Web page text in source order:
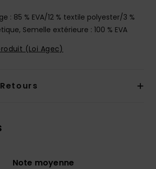
: 85 % EVA/12 % textile polyester/3 %
Semelle extérieure : 100 % EVA
(Loi Agec)
Note moyenne